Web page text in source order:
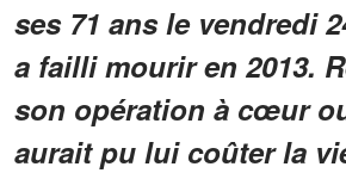
ses 71 ans le vendredi
a failli mourir en 2013.
son opération à cœur
aurait pu lui coûter la